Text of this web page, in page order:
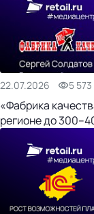
22.07.2026 5 573
«Фабрика
регионе до